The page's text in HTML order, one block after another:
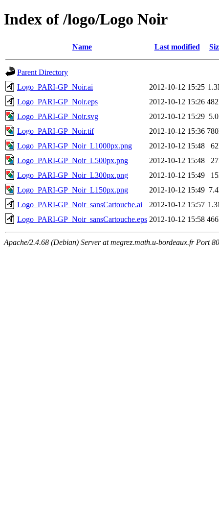
Index of /logo/Logo Noir
Name Last modified
Parent Directory
Logo_PARI-GP_Noir.ai
2012-10-12 15:25
Logo_PARI-GP_Noir.eps
2012-10-12 15:26
Logo_PARI-GP_Noir.svg
2012-10-12 15:29
Logo_PARI-GP_Noir.tif
2012-10-12 15:36
Logo_PARI-GP_Noir_L1000px.png
2012-10-12 15:48
Logo_PARI-GP_Noir_L500px.png
2012-10-12 15:48
Logo_PARI-GP_Noir_L300px.png
2012-10-12 15:49
Logo_PARI-GP_Noir_L150px.png
2012-10-12 15:49
Logo_PARI-GP_Noir_sansCartouche.ai
2012-10-12 15:57
Logo_PARI-GP_Noir_sansCartouche.eps 2012-10-12 15:58
Apache/2.4.68 (Debian) Server at megrez.math.u-bordeaux.fr Port 80